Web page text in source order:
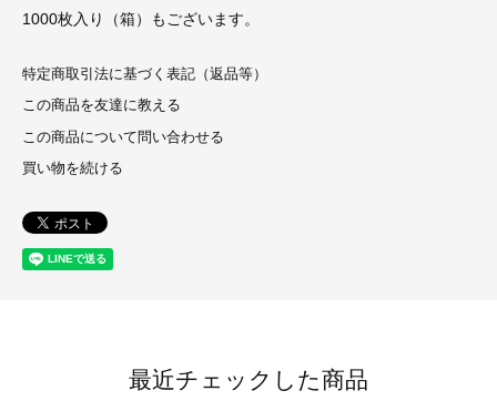
1000枚入り（箱）もございます。
特定商取引法に基づく表記（返品等）
この商品を友達に教える
この商品について問い合わせる
買い物を続ける
最近チェックした商品